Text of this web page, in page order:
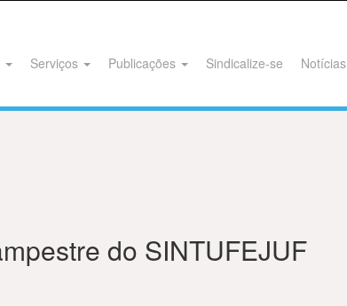
Serviços Publicações Sindicalize-se Notícias
do SINTUFEJUF